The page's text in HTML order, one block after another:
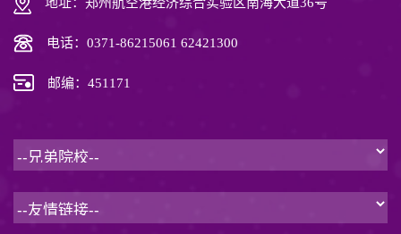
电话：0371-86215061 62421300
邮编：451171